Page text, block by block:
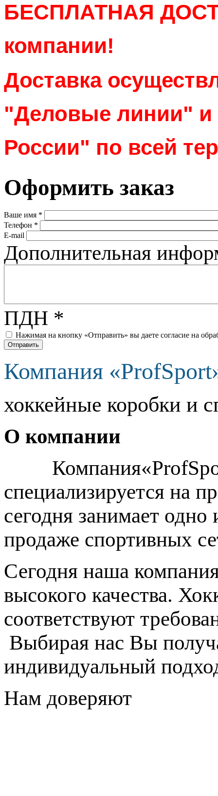
БЕСПЛАТНАЯ
компании!
Доставка
"Деловые линии" и
России" по всей
Оформить заказ
Ваше имя *
Телефон *
E-mail
Дополнительная
ПДН *
Нажимая на кнопку «Отправить» вы даете согласие на
Компания
хоккейные коробки и
О компании
специализируется на
сегодня занимает
продаже спортивных
Сегодня наша
высокого качества.
соответствуют
Выбирая нас Вы
индивидуальный
Нам доверяют